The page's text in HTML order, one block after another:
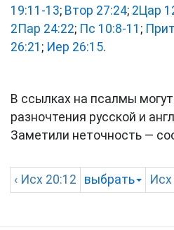
19:11-13; Втор 27:24; 2Цар
2Пар 24:22; Пс 10:8-11 ;
26:21 ; Иер 26:15.
В ссылках на псалмы
разночтения русской и
Заметили неточность —
‹ Исх 20:12 выбрать Исх